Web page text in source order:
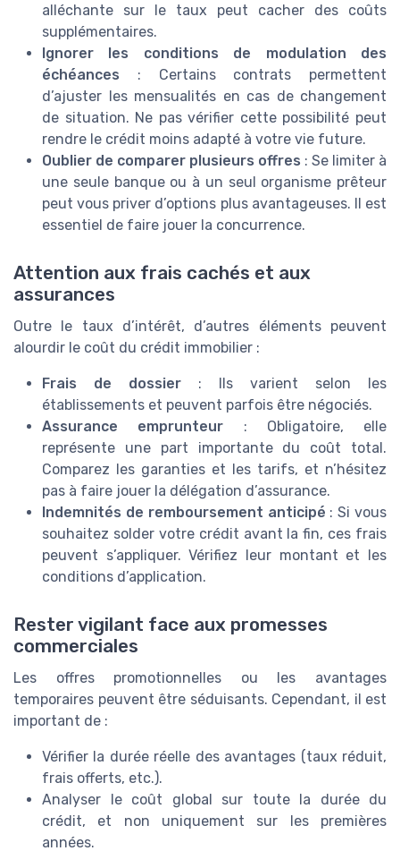
alléchante sur le taux peut cacher des coûts
supplémentaires.
Ignorer les conditions de modulation des
échéances : Certains contrats permettent
d’ajuster les mensualités en cas de changement
de situation. Ne pas vérifier cette possibilité peut
rendre le crédit moins adapté à votre vie future.
Oublier de comparer plusieurs offres : Se limiter à
une seule banque ou à un seul organisme prêteur
peut vous priver d’options plus avantageuses. Il est
essentiel de faire jouer la concurrence.
Attention aux frais cachés et aux
assurances
Outre le taux d’intérêt, d’autres éléments peuvent
alourdir le coût du crédit immobilier :
Frais de dossier : Ils varient selon les
établissements et peuvent parfois être négociés.
Assurance emprunteur : Obligatoire, elle
représente une part importante du coût total.
Comparez les garanties et les tarifs, et n’hésitez
pas à faire jouer la délégation d’assurance.
Indemnités de remboursement anticipé : Si vous
souhaitez solder votre crédit avant la fin, ces frais
peuvent s’appliquer. Vérifiez leur montant et les
conditions d’application.
Rester vigilant face aux promesses
commerciales
Les offres promotionnelles ou les avantages
temporaires peuvent être séduisants. Cependant, il est
important de :
Vérifier la durée réelle des avantages (taux réduit,
frais offerts, etc.).
Analyser le coût global sur toute la durée du
crédit, et non uniquement sur les premières
années.